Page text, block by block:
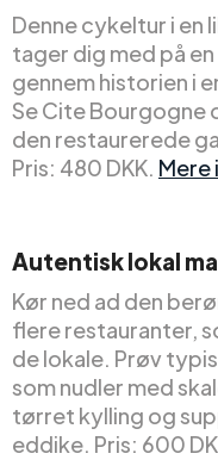
Denne cykeltur i en
tager dig med på
gennem historien i
Se Cite Bourgogne
den restaurerede
Pris: 480 DKK.
Autentisk lokal
Kør ned ad den
flere restauranter,
de lokale. Prøv
som nudler med
tørret kylling og
eddike. Pris: 600